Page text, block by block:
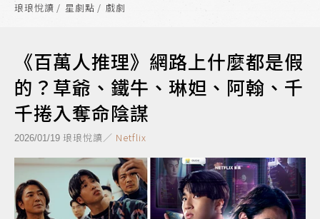
琅琅悅讀 星劇點 戲劇
《百萬人推理》網路上什麼都是假
的？草爺、鐵牛、琳妲、阿翰、千
千捲入奪命陰謀
2026/01/19 琅琅悅讀／ Netflix